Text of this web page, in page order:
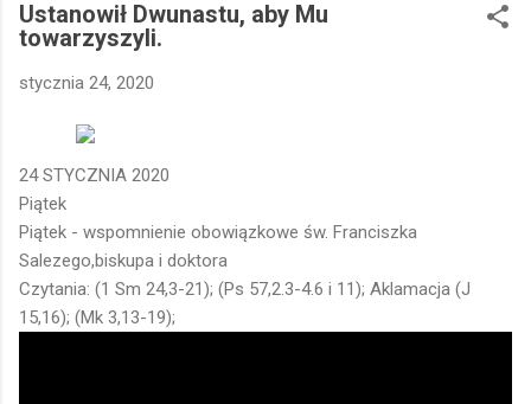
Ustanowił Dwunastu, aby Mu
towarzyszyli.
stycznia 24, 2020
24 STYCZNIA 2020
Piątek
Piątek - wspomnienie obowiązkowe św. Franciszka
Salezego,biskupa i doktora
Czytania: (1 Sm 24,3-21); (Ps 57,2.3-4.6 i 11); Aklamacja (J
15,16); (Mk 3,13-19);